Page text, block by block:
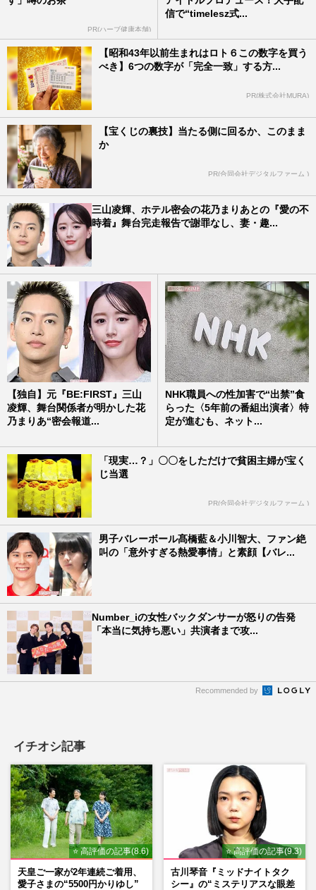
PR(ハーブ健康本舗)
信で“timelesz式...
【昭和43年以前生まれはロト６この数字を買う
べき】6つの数字が「完全一致」する方...
PR(株式会社MURA)
【宝くじの裏技】当たる側に回るか、このまま
か
PR(合同会社デジタルファーム )
三山凌輝、ホテル密会の花乃まりあとの『愛の不
時着』舞台完走報告で謝罪なし、妻・趣...
【独自】元『BE:FIRST』三山
凌輝、舞台関係者が明かした花
乃まりあ“密会報道...
NHK職員への性加害で“出禁”食
らった〈5年前の番組出演者〉特
定が進むも、ネット...
「現実…？」〇〇をしただけで貧困主婦が宝く
じ当選
PR(合同会社デジタルファーム )
男子バレーボール髙橋藍＆小川智大、ファン絶
叫の「意外すぎる熱愛事情」と素顔【バレ...
Number_iの女性バックダンサーが怒りの告発
「本当に気持ち悪い」共演者まで攻...
Recommended by
イチオシ記事
⭐ 高評価の記事(8.6)
天皇ご一家が2年連続ご着用、
愛子さまの“5500円かりゆし”
⭐ 高評価の記事(9.3)
古川琴音『ミッドナイトタク
シー』の“ミステリアスな眼差